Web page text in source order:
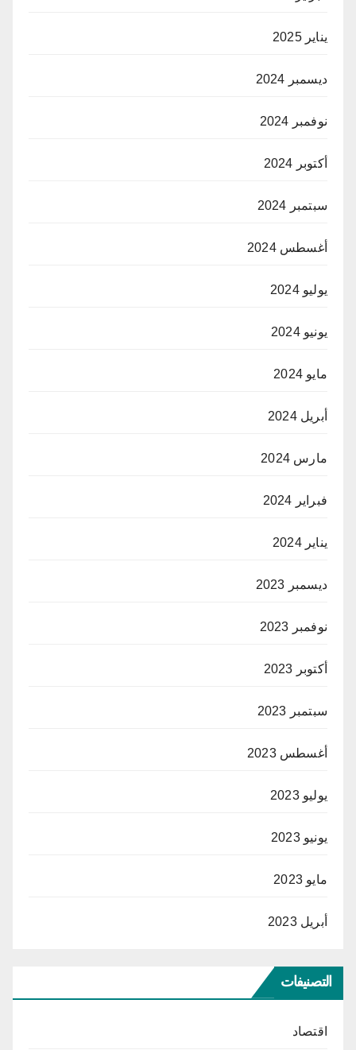
يناير 2025
ديسمبر 2024
نوفمبر 2024
أكتوبر 2024
سبتمبر 2024
أغسطس 2024
يوليو 2024
يونيو 2024
مايو 2024
أبريل 2024
مارس 2024
فبراير 2024
يناير 2024
ديسمبر 2023
نوفمبر 2023
أكتوبر 2023
سبتمبر 2023
أغسطس 2023
يوليو 2023
يونيو 2023
مايو 2023
أبريل 2023
التصنيفات
اقتصاد